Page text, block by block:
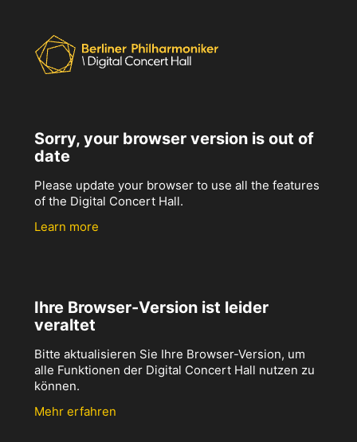
Sorry, your browser version is out of
date
Please update your browser to use all the features
of the Digital Concert Hall.
Learn more
Ihre Browser-Version ist leider
veraltet
Bitte aktualisieren Sie Ihre Browser-Version, um
alle Funktionen der Digital Concert Hall nutzen zu
können.
Mehr erfahren